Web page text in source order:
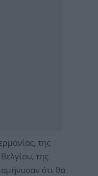
της
της
ότι θα